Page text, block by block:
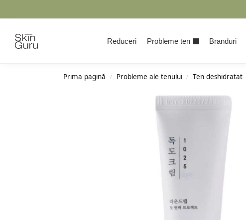
Reduceri Probleme ten Branduri
Prima pagină / Probleme ale tenului / Ten deshidratat